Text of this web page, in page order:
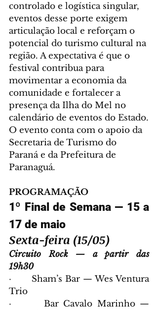
controlado e logística singular,
eventos desse porte exigem
articulação local e reforçam o
potencial do turismo cultural na
região. A expectativa é que o
festival contribua para
movimentar a economia da
comunidade e fortalecer a
presença da Ilha do Mel no
calendário de eventos do Estado.
O evento conta com o apoio da
Secretaria de Turismo do
Paraná e da Prefeitura de
Paranaguá.
PROGRAMAÇÃO
1º Final de Semana — 15 a
17 de maio
Sexta-feira (15/05)
Circuito Rock — a partir das
19h30
·       Sham’s Bar — Wes Ventura
Trio
·       Bar Cavalo Marinho —